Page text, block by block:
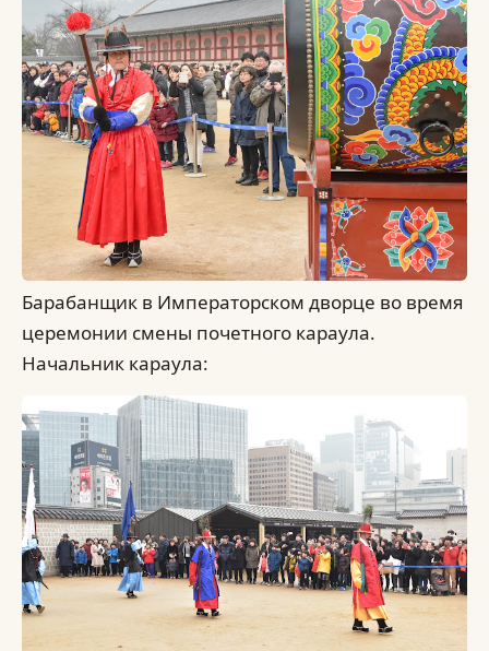
Барабанщик в Императорском дворце во время
церемонии смены почетного караула.
Начальник караула: